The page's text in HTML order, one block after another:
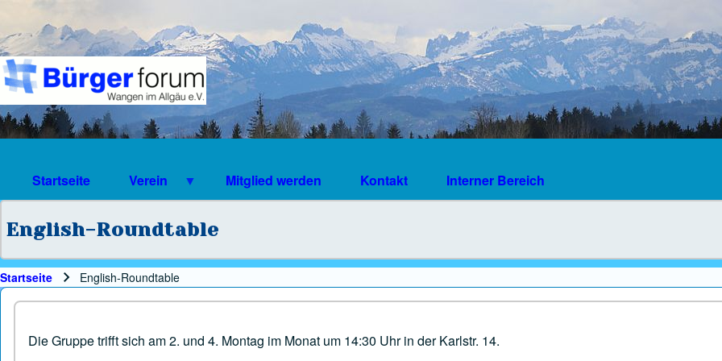
Suchformular
Suche
Startseite Verein Mitglied werden Kontakt Interner Bereich
English-Roundtable
Pfadnavigation
Startseite English-Roundtable
Die Gruppe trifft sich am 2. und 4. Montag im Monat um 14:30 Uhr in der Karlstr. 14.